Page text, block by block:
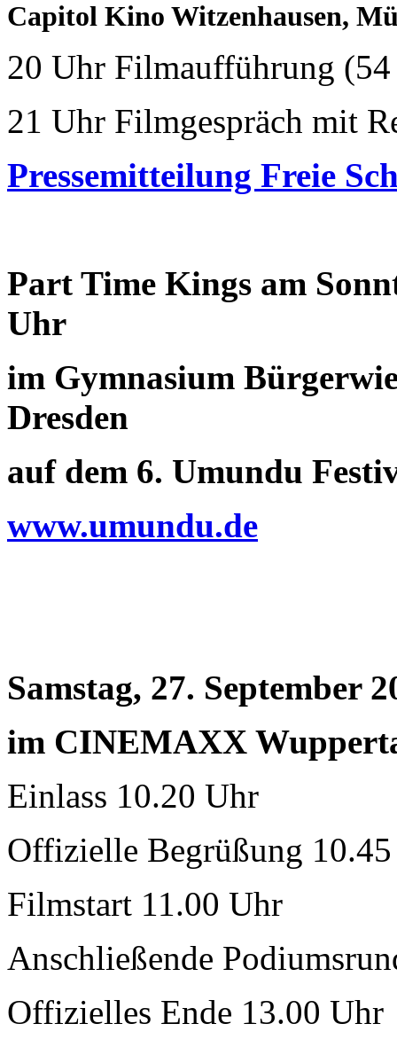
Capitol Kino Witzenhausen,
20 Uhr Filmaufführung
21 Uhr Filmgespräch mit
Pressemitteilung Freie
Part Time Kings am
Uhr
im Gymnasium
Dresden
auf dem 6. Umundu
www.umundu.de
Samstag, 27. September
im CINEMAXX
Einlass 10.20 Uhr
Offizielle Begrüßung
Filmstart 11.00 Uhr
Anschließende
Offizielles Ende 13.00 Uhr